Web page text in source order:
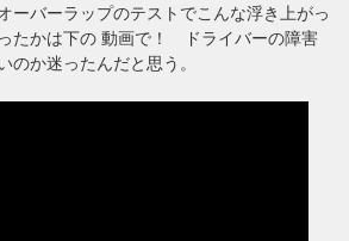
ーバーラップのテストでこんな浮き上がっ
たかは下の 動画で！ ドライバーの障害
のか迷ったんだと思う。